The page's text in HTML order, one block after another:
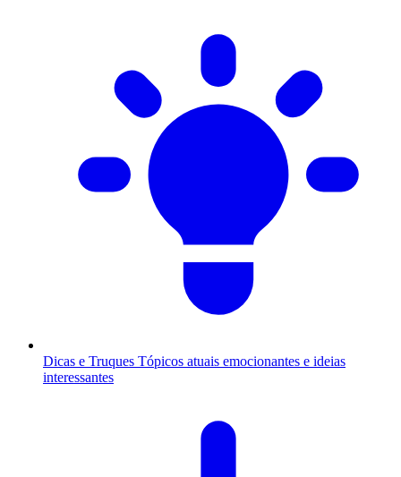
Dicas e Truques Tópicos atuais emocionantes e ideias
interessantes